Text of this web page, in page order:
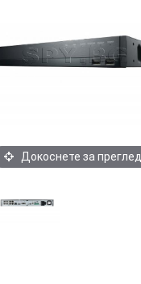
Докоснете за преглед